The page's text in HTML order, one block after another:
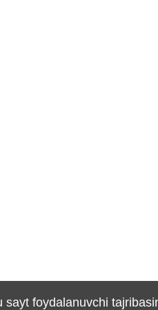
sayt foydalanuvchi